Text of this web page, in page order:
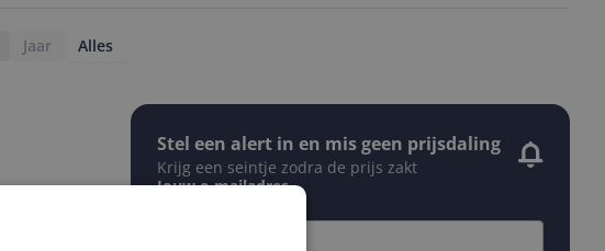
Jaar Alles
Stel een alert in en mis geen prijsdaling
Krijg een seintje zodra de prijs zakt
Jouw e-mailadres